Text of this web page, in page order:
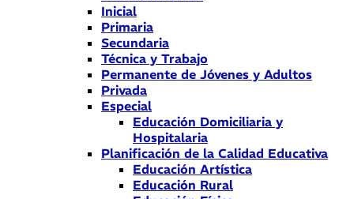
Inicial
Primaria
Secundaria
Técnica y Trabajo
Permanente de Jóvenes y Adultos
Privada
Especial
Educación Domiciliaria y
Hospitalaria
Planificación de la Calidad Educativa
Educación Artística
Educación Rural